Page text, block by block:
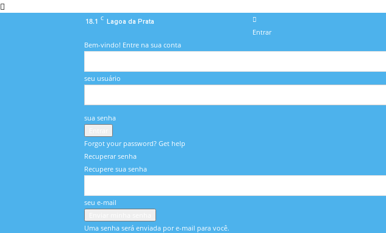
18.1 C Lagoa da Prata
Entrar
Bem-vindo! Entre na sua conta
seu usuário
sua senha
Forgot your password? Get help
Recuperar senha
Recupere sua senha
seu e-mail
Uma senha será enviada por e-mail para você.